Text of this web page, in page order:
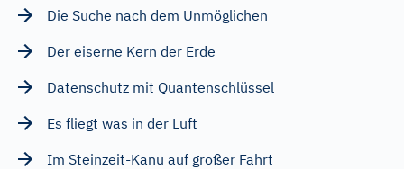
Die Suche nach dem Unmöglichen
Der eiserne Kern der Erde
Datenschutz mit Quantenschlüssel
Es fliegt was in der Luft
Im Steinzeit-Kanu auf großer Fahrt